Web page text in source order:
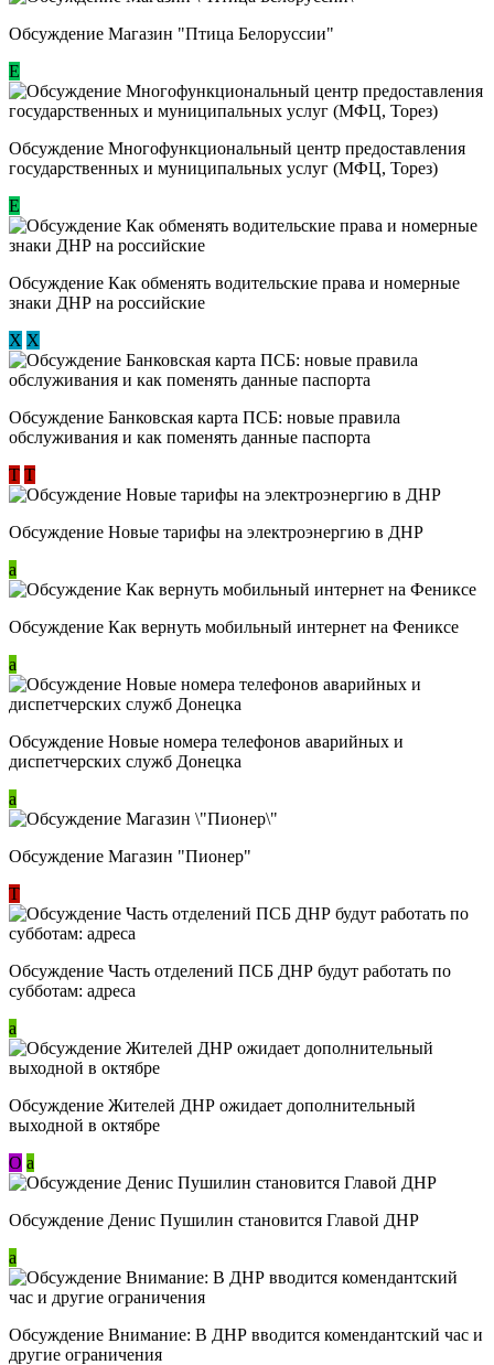
Обсуждение Магазин "Птица Белоруссии"
Е
Обсуждение Многофункциональный центр предоставления
государственных и муниципальных услуг (МФЦ, Торез)
E
Обсуждение ​Как обменять водительские права и номерные
знаки ДНР на российские
Х Х
Обсуждение ​Банковская карта ПСБ: новые правила
обслуживания и как поменять данные паспорта
Т Т
Обсуждение Новые тарифы на электроэнергию в ДНР
a
Обсуждение Как вернуть мобильный интернет на Фениксе
a
Обсуждение Новые номера телефонов аварийных и
диспетчерских служб Донецка
a
Обсуждение Магазин "Пионер"
Т
Обсуждение Часть отделений ПСБ ДНР будут работать по
субботам: адреса
a
Обсуждение Жителей ДНР ожидает дополнительный
выходной в октябре
О a
Обсуждение Денис Пушилин становится Главой ДНР
a
Обсуждение Внимание: В ДНР вводится комендантский час и
другие ограничения